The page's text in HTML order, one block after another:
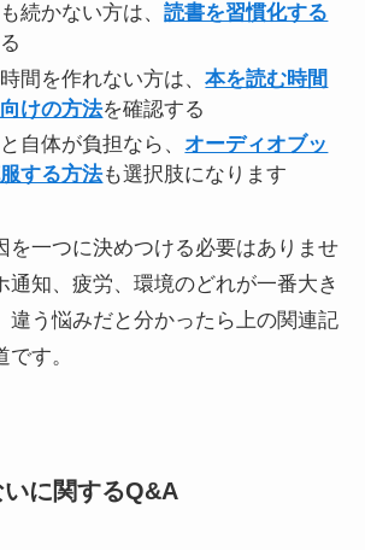
続かない方は、読書を習慣化する
間を作れない方は、本を読む時間
けの方法を確認する
自体が負担なら、 オーディオブッ
する方法も選択肢になります
を一つに決めつける必要はありませ
通知、疲労、環境のどれが一番大き
違う悩みだと分かったら上の関連記
す。
に関するQ&A